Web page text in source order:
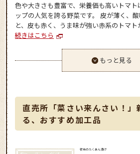
色や大きさも豊富で、栄養価も高いトマ
ップの人気を誇る野菜です。 皮が薄く、
と、皮も赤く、うま味が強い赤系のトマ
続きはこちら
もっと見る
直売所「菜さい来んさい！」
る、おすすめ加工品
夜市のたくあん漬け